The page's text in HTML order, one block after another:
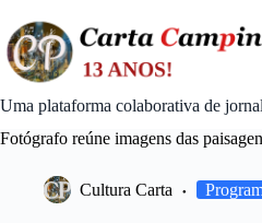
content
Uma plataforma colaborativa de
Fotógrafo reúne imagens das
Cultura Carta